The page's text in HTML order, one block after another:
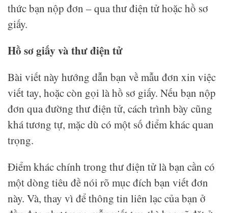
thức bạn nộp đơn – qua thư điện tử hoặc hồ sơ
giấy.
Hồ sơ giấy và thư điện tử
Bài viết này hướng dẫn bạn về mẫu đơn xin việc
viết tay, hoặc còn gọi là hồ sơ giấy. Nếu bạn nộp
đơn qua đường thư điện tử, cách trình bày cũng
khá tương tự, mặc dù có một số điểm khác quan
trọng.
Điểm khác chính trong thư điện tử là bạn cần có
một dòng tiêu đề nói rõ mục đích bạn viết đơn
này. Và, thay vì để thông tin liên lạc của bạn ở